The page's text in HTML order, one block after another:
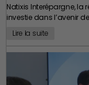
Natixis Interépargne, la
investie dans l’avenir
Lire la suite